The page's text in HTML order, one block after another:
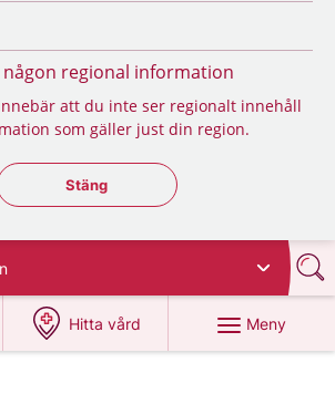
någon regional information
att du inte ser regionalt innehåll
som gäller just din region.
Stäng regionsväljaren
Stäng
Hitta vård
på 1177.se
Meny